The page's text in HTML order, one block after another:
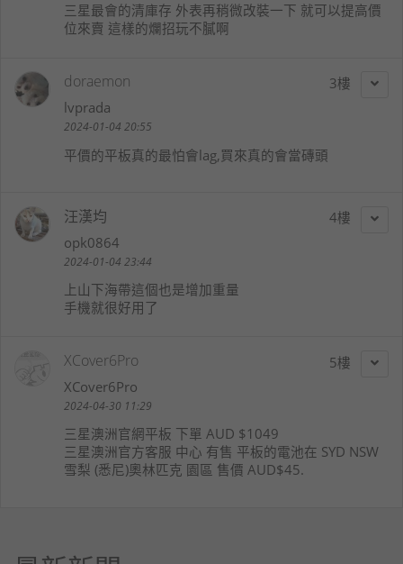
三星最會的清庫存 外表再稍微改裝一下 就可以提高價
位來賣 這樣的爛招玩不膩啊
3
doraemon
lvprada
2024-01-04 20:55
平價的平板真的最怕會lag,買來真的會當磚頭
4
汪漢均
opk0864
2024-01-04 23:44
上山下海帶這個也是增加重量
手機就很好用了
5
XCover6Pro
XCover6Pro
2024-04-30 11:29
三星澳洲官網平板 下單 AUD $1049
三星澳洲官方客服 中心 有售 平板的電池在 SYD NSW
雪梨 (悉尼)奧林匹克 園區 售價 AUD$45.